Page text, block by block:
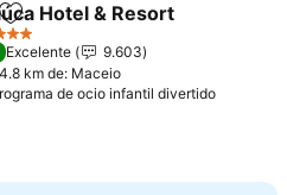
Añadir a favoritos
Hotel & Resort
Excelente
9.603
km de: Maceio
de ocio infantil divertido